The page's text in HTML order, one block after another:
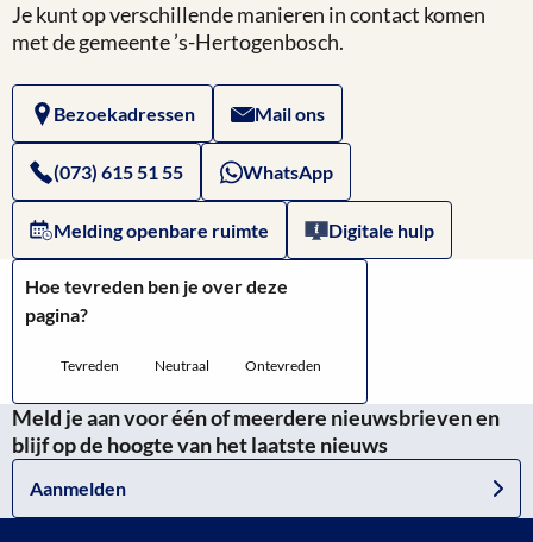
Website
Arcgis:
Viswaterkaart
Hertogenbosch
Je kunt op verschillende manieren in contact komen
met de gemeente ’s-Hertogenbosch.
Bezoekadressen Mail ons
(073) 615 51 55 WhatsApp
Melding openbare ruimte Digitale hulp
Hoe tevreden ben je over deze
pagina?
Tevreden Neutraal Ontevreden
Meld je aan voor één of meerdere nieuwsbrieven en
blijf op de hoogte van het laatste nieuws
Aanmelden